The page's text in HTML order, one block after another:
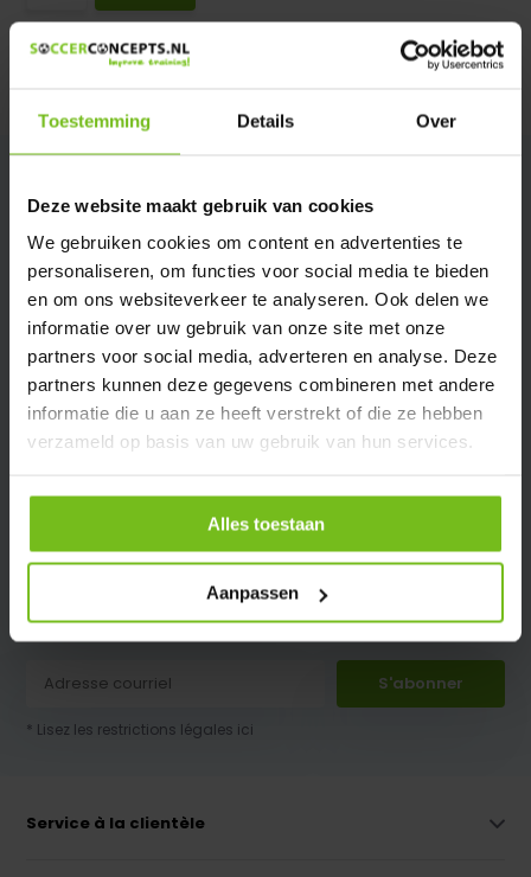
Toestemming Details Over
Deze website maakt gebruik van cookies
We gebruiken cookies om content en advertenties te
personaliseren, om functies voor social media te bieden
en om ons websiteverkeer te analyseren. Ook delen we
informatie over uw gebruik van onze site met onze
partners voor social media, adverteren en analyse. Deze
partners kunnen deze gegevens combineren met andere
informatie die u aan ze heeft verstrekt of die ze hebben
verzameld op basis van uw gebruik van hun services.
Alles toestaan
Aanpassen
Schrijf je in voor onze nieuwsbrief
S'abonner
* Lisez les restrictions légales ici
Service à la clientèle